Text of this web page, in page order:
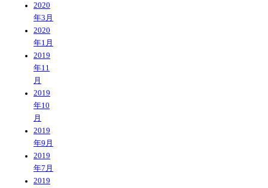
2020
年3月
2020
年1月
2019
年11
月
2019
年10
月
2019
年9月
2019
年7月
2019